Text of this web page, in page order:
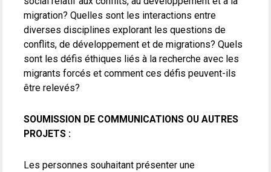
migration? Quelles sont les interactions entre
diverses disciplines explorant les questions de
conflits, de développement et de migrations? Quels
sont les défis éthiques liés à la recherche avec les
migrants forcés et comment ces défis peuvent-ils
être relevés?
SOUMISSION DE COMMUNICATIONS OU AUTRES
PROJETS :
Les personnes souhaitant présenter une